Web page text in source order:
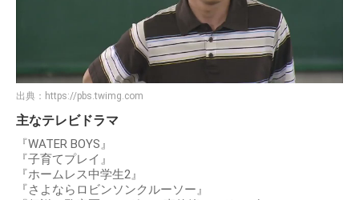
出典： https://pbs.twimg.com
主なテレビドラマ
『WATER BOYS』
『子育てプレイ』
『ホームレス中学生2』
『さよならロビンソンクルーソー』